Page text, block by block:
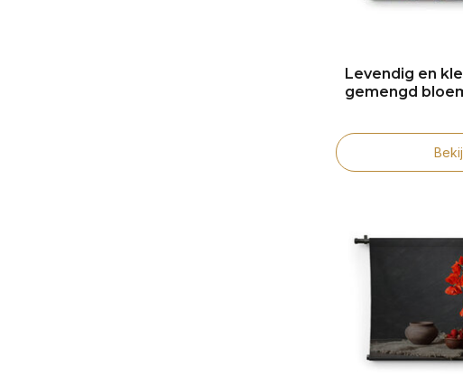
Levendig en
gemengd